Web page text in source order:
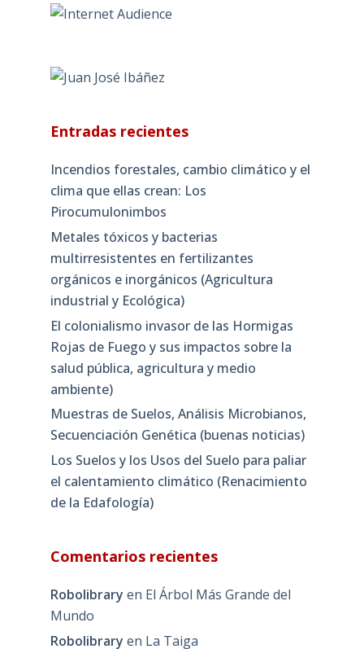
Entradas recientes
Incendios forestales, cambio climático y el
clima que ellas crean: Los
Pirocumulonimbos
Metales tóxicos y bacterias
multirresistentes en fertilizantes
orgánicos e inorgánicos (Agricultura
industrial y Ecológica)
El colonialismo invasor de las Hormigas
Rojas de Fuego y sus impactos sobre la
salud pública, agricultura y medio
ambiente)
Muestras de Suelos, Análisis Microbianos,
Secuenciación Genética (buenas noticias)
Los Suelos y los Usos del Suelo para paliar
el calentamiento climático (Renacimiento
de la Edafología)
Comentarios recientes
Robolibrary en El Árbol Más Grande del
Mundo
Robolibrary en La Taiga